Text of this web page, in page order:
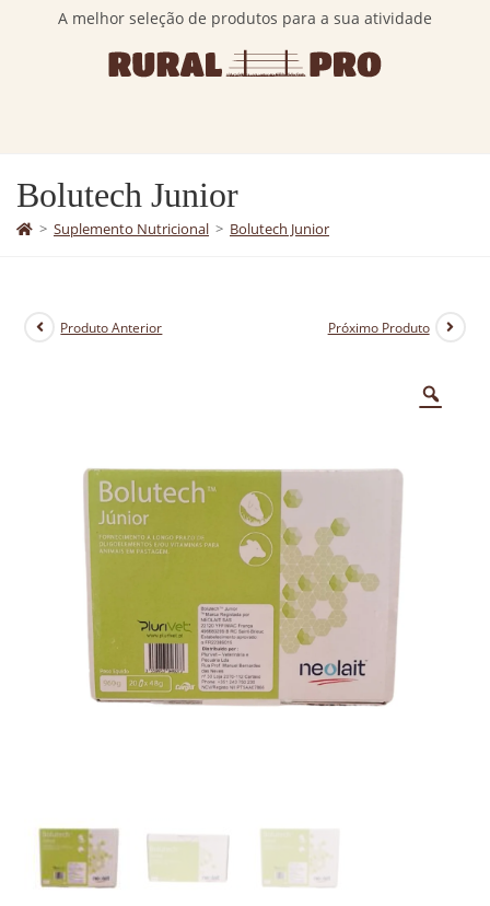
A melhor seleção de produtos para a sua atividade
Bolutech Junior
> Suplemento Nutricional > Bolutech Junior
Produto Anterior Próximo Produto